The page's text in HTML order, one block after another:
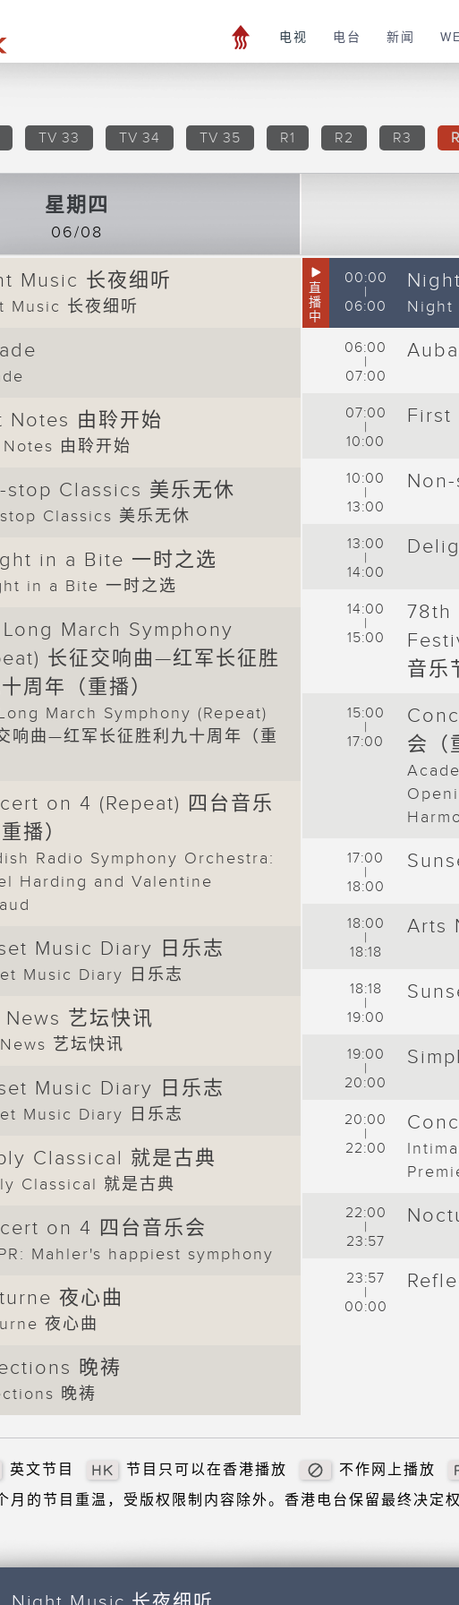
电视 电台 新闻
TV 33 TV 34 TV 35 R1 R2 R3
星期四
06/08
Music 长夜细听
Music 长夜细听
Notes 由聆开始
由聆开始
stop Classics 美乐无休
Classics 美乐无休
in a Bite 一时之选
in a Bite 一时之选
March Symphony
长征交响曲—红军长征胜
周年（重播）
March Symphony (Repeat)
响曲—红军长征胜利九十周年（重
on 4 (Repeat) 四台音乐
播）
Radio Symphony Orchestra:
Harding and Valentine
Music Diary 日乐志
Music Diary 日乐志
艺坛快讯
艺坛快讯
Music Diary 日乐志
Music Diary 日乐志
Classical 就是古典
Classical 就是古典
on 4 四台音乐会
Mahler's happiest symphony
夜心曲
夜心曲
晚祷
晚祷
直
播
中
00:00
|
06:00
Night
06:00
|
07:00
07:00
|
10:00
First
10:00
|
13:00
13:00
|
14:00
14:00
|
15:00
78th
音乐
15:00
|
17:00
会（
17:00
|
18:00
18:00
|
18:18
Arts
18:18
|
19:00
19:00
|
20:00
20:00
|
22:00
22:00
|
23:57
23:57
|
00:00
英文节目 节目只可以在香港播放 不作网上播放
月的节目重温，受版权限制内容除外。香港电台保留最终决定权